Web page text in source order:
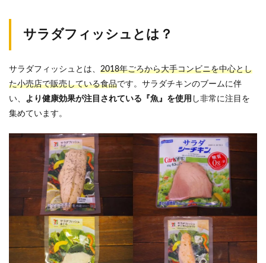
サラダフィッシュとは？
サラダフィッシュとは、 2018年ごろから大手コンビニを中心とし
た小売店で販売している食品です。サラダチキンのブームに伴
い、 より健康効果が注目されている『魚』を使用 し非常に注目を
集めています。